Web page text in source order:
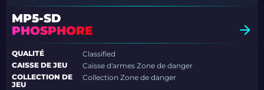
MP5-SD
PHOSPHORE
QUALITÉ
Classified
CAISSE DE JEU
Caisse d'armes Zone de danger
COLLECTION DE
JEU
Collection Zone de danger